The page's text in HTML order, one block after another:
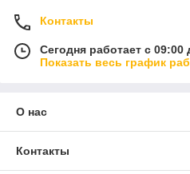
Контакты
Сегодня работает с 09:00
Показать весь график
О нас
Контакты